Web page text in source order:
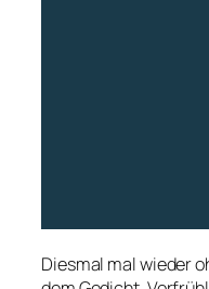
Diesmal mal wieder